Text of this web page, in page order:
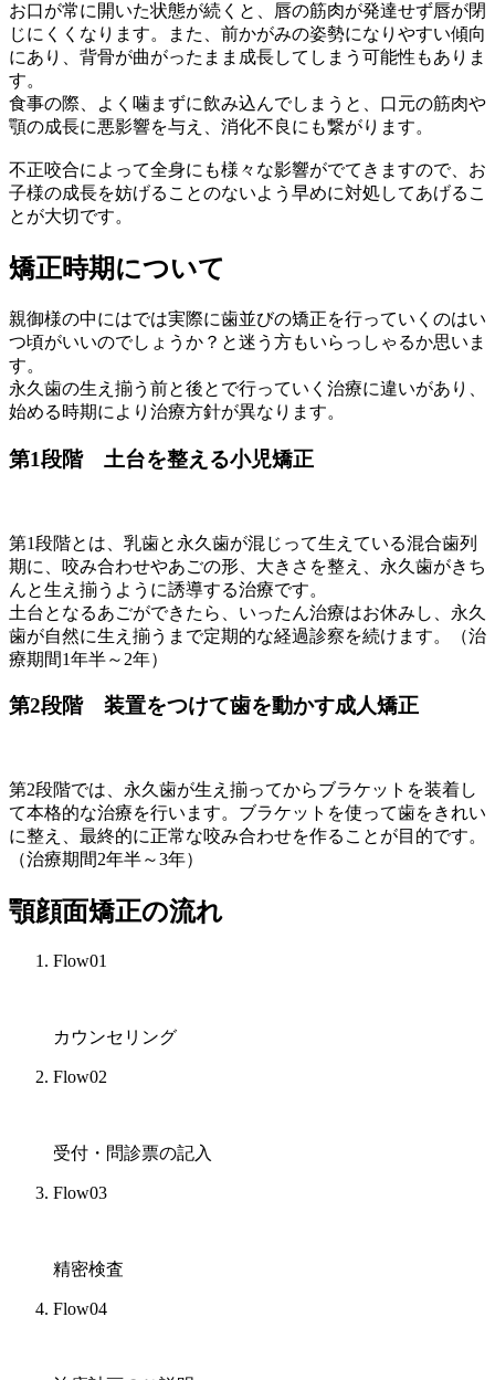
お口が常に開いた状態が続くと、唇の筋肉が発達せず唇が閉
じにくくなります。また、前かがみの姿勢になりやすい傾向
にあり、背骨が曲がったまま成長してしまう可能性もありま
す。
食事の際、よく噛まずに飲み込んでしまうと、口元の筋肉や
顎の成長に悪影響を与え、消化不良にも繋がります。
不正咬合によって全身にも様々な影響がでてきますので、お
子様の成長を妨げることのないよう早めに対処してあげるこ
とが大切です。
矯正時期について
親御様の中にはでは実際に歯並びの矯正を行っていくのはい
つ頃がいいのでしょうか？と迷う方もいらっしゃるか思いま
す。
永久歯の生え揃う前と後とで行っていく治療に違いがあり、
始める時期により治療方針が異なります。
第1段階 土台を整える小児矯正
第1段階とは、乳歯と永久歯が混じって生えている混合歯列
期に、咬み合わせやあごの形、大きさを整え、永久歯がきち
んと生え揃うように誘導する治療です。
土台となるあごができたら、いったん治療はお休みし、永久
歯が自然に生え揃うまで定期的な経過診察を続けます。（治
療期間1年半～2年）
第2段階 装置をつけて歯を動かす成人矯正
第2段階では、永久歯が生え揃ってからブラケットを装着し
て本格的な治療を行います。ブラケットを使って歯をきれい
に整え、最終的に正常な咬み合わせを作ることが目的です。
（治療期間2年半～3年）
顎顔面矯正の流れ
Flow01
カウンセリング
Flow02
受付・問診票の記入
Flow03
精密検査
Flow04